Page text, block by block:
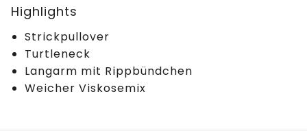
Highlights
Strickpullover
Turtleneck
Langarm mit Rippbündchen
Weicher Viskosemix